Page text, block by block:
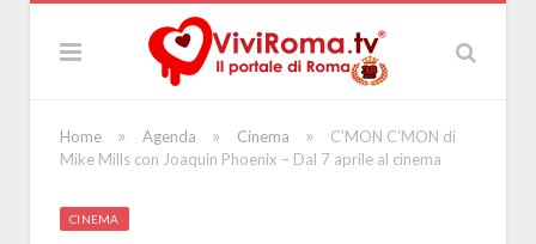
Home » Agenda » Cinema »
C’MON C’MON di
Mike Mills con Joaquin Phoenix – Dal 7 aprile al cinema
CINEMA